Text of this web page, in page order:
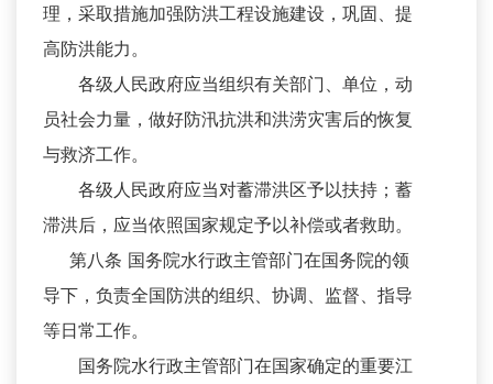
理，采取措施加强防洪工程设施建设，巩固、提
高防洪能力。
各级人民政府应当组织有关部门、单位，动
员社会力量，做好防汛抗洪和洪涝灾害后的恢复
与救济工作。
各级人民政府应当对蓄滞洪区予以扶持；蓄
滞洪后，应当依照国家规定予以补偿或者救助。
第八条 国务院水行政主管部门在国务院的领
导下，负责全国防洪的组织、协调、监督、指导
等日常工作。
国务院水行政主管部门在国家确定的重要江